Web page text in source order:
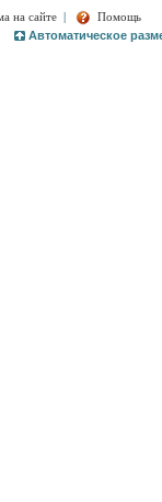
на сайте |
Помощь
Автоматическое